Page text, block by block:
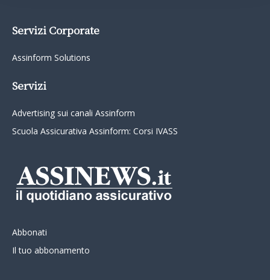
Servizi Corporate
Assinform Solutions
Servizi
Advertising sui canali Assinform
Scuola Assicurativa Assinform: Corsi IVASS
Abbonati
Il tuo abbonamento